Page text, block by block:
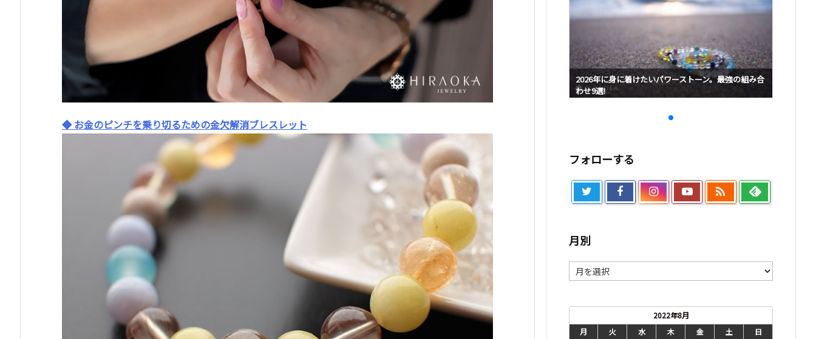
◆ お金のピンチを乗り切るための金欠解消ブレスレット
2026年に身に着けたいパワーストーン。最強の組み合
わせ9選!
2026年に身に着けたいパワーストーン。最強の組み合
わせ9選!
フォローする

月別
別
2022年8月
月
火 水 木 金 土 日